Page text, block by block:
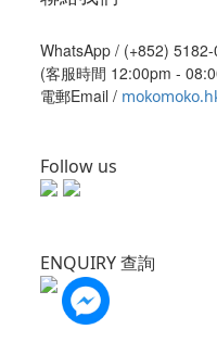
WhatsApp / (+852)
(客服時間 12:00pm -
電郵Email /
Follow us
ENQUIRY 查詢